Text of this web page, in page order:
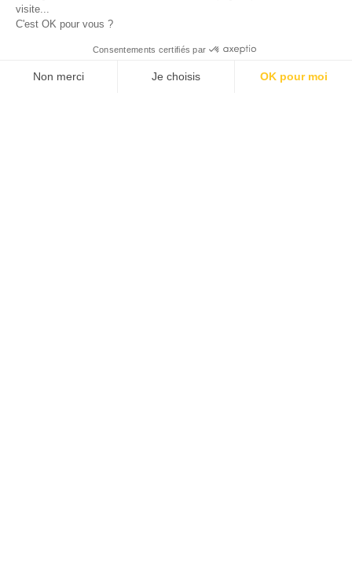
visite...
C'est OK pour vous ?
Consentements certifiés par
Non merci Je choisis
OK pour moi